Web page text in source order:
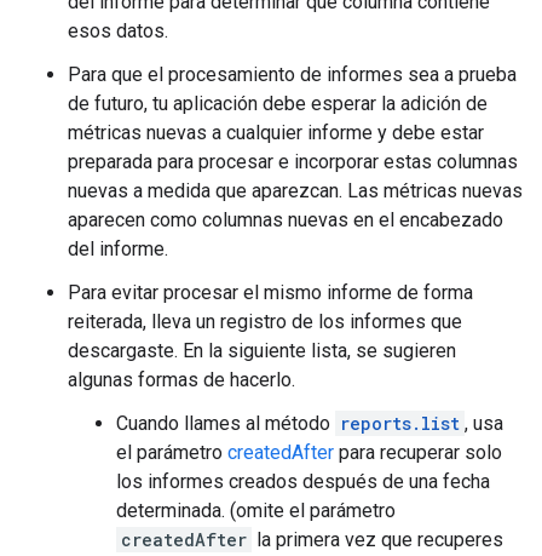
esos datos.
Para que el procesamiento de informes sea a prueba
de futuro, tu aplicación debe esperar la adición de
métricas nuevas a cualquier informe y debe estar
preparada para procesar e incorporar estas columnas
nuevas a medida que aparezcan. Las métricas nuevas
aparecen como columnas nuevas en el encabezado
del informe.
Para evitar procesar el mismo informe de forma
reiterada, lleva un registro de los informes que
descargaste. En la siguiente lista, se sugieren
algunas formas de hacerlo.
Cuando llames al método reports.list , usa
el parámetro createdAfter para recuperar solo
los informes creados después de una fecha
determinada. (omite el parámetro
createdAfter la primera vez que recuperes